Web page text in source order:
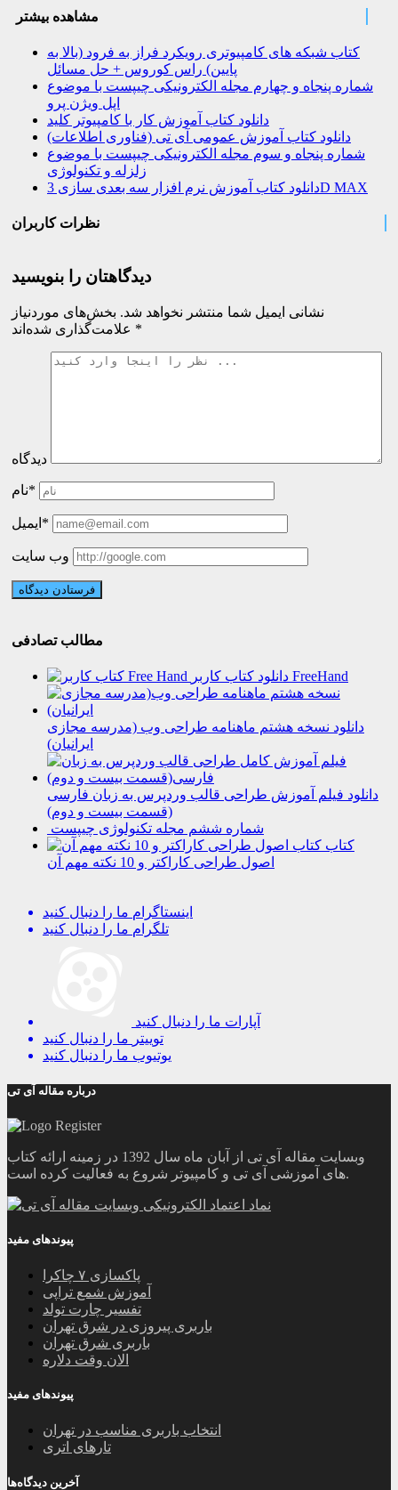
مشاهده بیشتر
کتاب شبکه های کامپیوتری رویکرد فراز به فرود (بالا به
پایین) راس کوروس + حل مسائل
شماره پنجاه و چهارم مجله الکترونیکی چیپست با موضوع
اپل ویژن پرو
دانلود کتاب آموزش کار با کامپیوتر کلید
دانلود کتاب آموزش عمومی آی تی (فناوری اطلاعات)
شماره پنجاه و سوم مجله الکترونیکی چیپست با موضوع
زلزله و تکنولوژی
دانلود کتاب آموزش نرم افزار سه بعدی سازی 3D MAX
نظرات کاربران
دیدگاهتان را بنویسید
نشانی ایمیل شما منتشر نخواهد شد. بخش‌های موردنیاز
*
دیدگاه
نام*
ایمیل*
وب سایت
مطالب تصادفی
دانلود کتاب کاربر FreeHand
دانلود نسخه هشتم ماهنامه طراحی وب (مدرسه مجازی
ایرانیان)
دانلود فیلم آموزش طراحی قالب وردپرس به زبان فارسی
(قسمت بیست و دوم)
شماره ششم مجله تکنولوژی چیپست
کتاب
اصول طراحی کاراکتر و 10 نکته مهم آن
اینستاگرام ما را دنبال کنید
تلگرام ما را دنبال کنید
آپارات ما را دنبال کنید
توییتر ما را دنبال کنید
یوتیوب ما را دنبال کنید
درباره مقاله آی تی
وبسایت مقاله آی تی از آبان ماه سال 1392 در زمینه ارائه کتاب
های آموزشی آی تی و کامپیوتر شروع به فعالیت کرده است.
پیوندهای مفید
پاکسازی ۷ چاکرا
آموزش شمع تراپی
تفسیر چارت تولد
باربری پیروزی در شرق تهران
باربری شرق تهران
الان وقت دلاره
پیوندهای مفید
انتخاب باربری مناسب در تهران
تارهای اتری
آخرین دیدگاه‌ها